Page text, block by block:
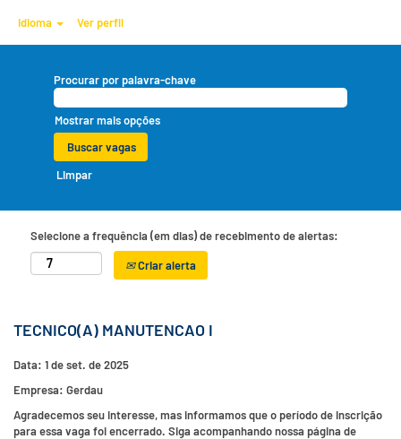
Idioma Ver perfil
Procurar por palavra-chave
Mostrar mais opções
Limpar
Selecione a frequência (em dias) de recebimento de alertas:
Criar alerta
TECNICO(A) MANUTENCAO I
Data: 1 de set. de 2025
Empresa: Gerdau
Agradecemos seu interesse, mas informamos que o período de inscrição
para essa vaga foi encerrado. Siga acompanhando nossa página de